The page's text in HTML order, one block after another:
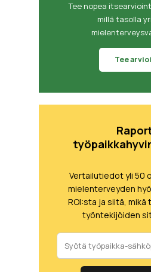
Tee nopea
millä tasolla
Tee
Vertailutiedot yli 50
mielenterveyden
ROI:sta ja siitä,
työntekijöiden